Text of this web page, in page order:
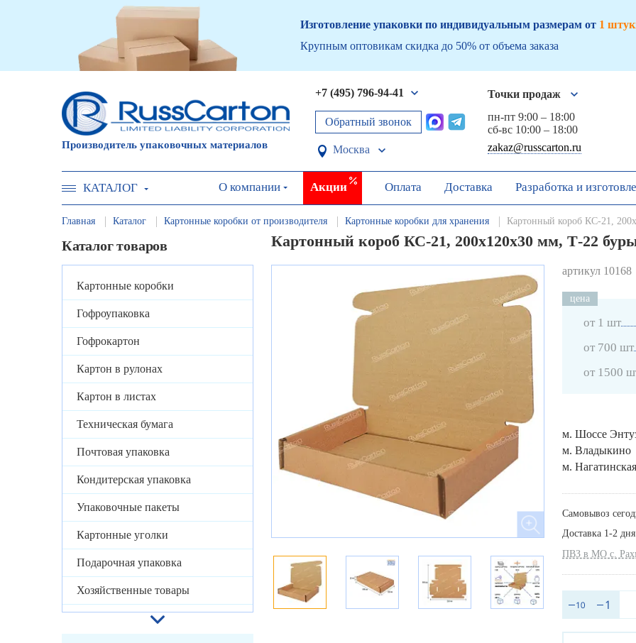
Изготовление упаковки по индивидуальным размерам от 1
Крупным оптовикам скидка до 50% от объема заказа
Производитель упаковочных материалов
+7 (495) 796-94-41
Обратный звонок
Москва
Точки продаж
пн-пт 9:00 – 18:00
сб-вс 10:00 – 18:00
zakaz@russcarton.ru
КАТАЛОГ О компании Акции Оплата Доставка Разработка и
Главная Каталог Картонные коробки от производителя Картонные коробки для хранения Картонный короб КС-21,
Каталог товаров
Картонные коробки
Гофроупаковка
Гофрокартон
Картон в рулонах
Картон в листах
Техническая бумага
Почтовая упаковка
Кондитерская упаковка
Упаковочные пакеты
Картонные уголки
Подарочная упаковка
Хозяйственные товары
Картонный короб КС-21, 200х120х30 мм, Т-22
артикул 10168
цена
от 1 шт
от 700 шт
от 1500
м. Шоссе
м. Владыкино
м. Нагатинская
Самовывоз
Доставка 1-2 дня
ПВЗ в МО с.